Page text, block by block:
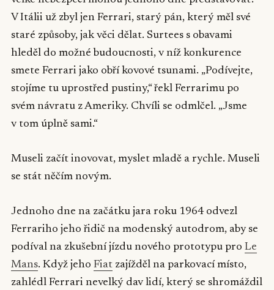
V Itálii už zbyl jen Ferrari, starý pán, který měl své
staré způsoby, jak věci dělat. Surtees s obavami
hleděl do možné budoucnosti, v níž konkurence
smete Ferrari jako obří kovové tsunami. „Podívejte,
stojíme tu uprostřed pustiny,“ řekl Ferrarimu po
svém návratu z Ameriky. Chvíli se odmlčel. „Jsme
v tom úplně sami.“
Museli začít inovovat, myslet mladě a rychle. Museli
se stát něčím novým.
Jednoho dne na začátku jara roku 1964 odvezl
Ferrariho jeho řidič na modenský autodrom, aby se
podíval na zkušební jízdu nového prototypu pro Le
Mans. Když jeho Fiat zajížděl na parkovací místo,
zahlédl Ferrari nevelký dav lidí, který se shromáždil